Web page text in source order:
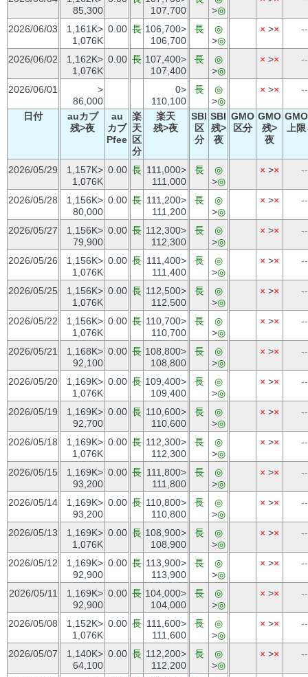
85,300
107,700
>◎
2026/06/03
1,161K>
1,076K
0.00 長 106,700>
106,700
長
◎
>◎
× >× --
2026/06/02
1,162K>
1,076K
0.00 長 107,400>
107,400
長
◎
>◎
× >× --
2026/06/01
>
86,000
0>
110,100
長
◎
>◎
× >× --
日付
auカブ
残>夜
au
カブ
Pfee
楽
天
区
分
楽天
残>夜
SBI
区
分
SBI
残>
夜
GMO
区分
GMO
残>
夜
GMO
上限
2026/05/29
1,157K>
1,076K
0.00 長 111,000>
111,000
長
◎
>◎
× >× --
2026/05/28
1,156K>
80,000
0.00 長 111,200>
111,200
長
◎
>◎
× >× --
2026/05/27
1,156K>
79,900
0.00 長 112,300>
112,300
長
◎
>◎
× >× --
2026/05/26
1,156K>
1,076K
0.00 長 111,400>
111,400
長
◎
>◎
× >× --
2026/05/25
1,156K>
1,076K
0.00 長 112,500>
112,500
長
◎
>◎
× >× --
2026/05/22
1,156K>
1,076K
0.00 長 110,700>
110,700
長
◎
>◎
× >× --
2026/05/21
1,168K>
92,100
0.00 長 108,800>
108,800
長
◎
>◎
× >× --
2026/05/20
1,169K>
1,076K
0.00 長 109,400>
109,400
長
◎
>◎
× >× --
2026/05/19
1,169K>
92,700
0.00 長 110,600>
110,600
長
◎
>◎
× >× --
2026/05/18
1,169K>
1,076K
0.00 長 112,300>
112,300
長
◎
>◎
× >× --
2026/05/15
1,169K>
93,200
0.00 長 111,800>
111,800
長
◎
>◎
× >× --
2026/05/14
1,169K>
93,200
0.00 長 110,800>
110,800
長
◎
>◎
× >× --
2026/05/13
1,169K>
1,076K
0.00 長 108,900>
108,900
長
◎
>◎
× >× --
2026/05/12
1,169K>
92,900
0.00 長 113,900>
113,900
長
◎
>◎
× >× --
2026/05/11
1,169K>
92,900
0.00 長 104,000>
104,000
長
◎
>◎
× >× --
2026/05/08
1,152K>
1,076K
0.00 長 111,600>
111,600
長
◎
>◎
× >× --
2026/05/07
1,140K>
64,100
0.00 長 112,200>
112,200
長
◎
>◎
× >× --